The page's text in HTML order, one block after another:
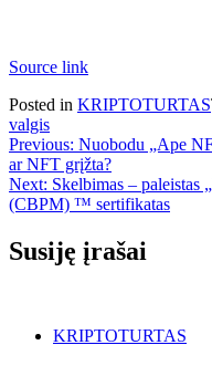
Source link
Posted in KRIPTOTURTAS
valgis
Navigacija
tarp
įrašų
Previous: Nuobodu „Ape
ar NFT grįžta?
Next: Skelbimas – paleistas
(CBPM) ™ sertifikatas
Susiję įrašai
KRIPTOTURTAS